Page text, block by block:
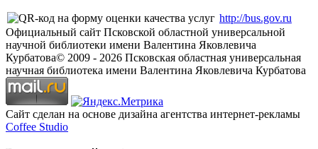
http://bus.gov.ru
Официальный сайт Псковской областной универсальной
научной библиотеки имени Валентина Яковлевича
Курбатова© 2009 - 2026 Псковская областная универсальная
научная библиотека имени Валентина Яковлевича Курбатова
Сайт сделан на основе дизайна агентства интернет-рекламы
Coffee Studio